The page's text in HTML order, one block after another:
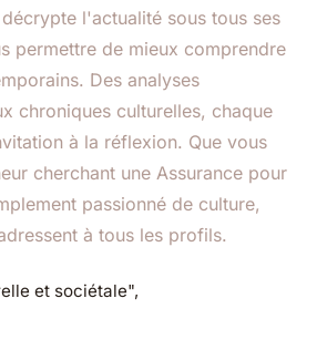
l'actualité sous tous ses
permettre de mieux comprendre
Des analyses
chroniques culturelles, chaque
à la réflexion. Que vous
cherchant une Assurance pour
passionné de culture,
à tous les profils.
et sociétale",